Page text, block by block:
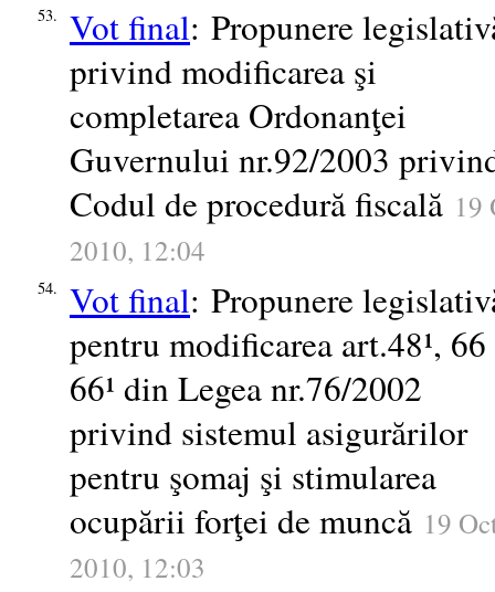
53. Vot final: Propunere
privind modificarea şi
completarea Ordonanţei
Guvernului nr.92/2003
Codul de procedură fiscală 19
2010, 12:04
54. Vot final: Propunere
pentru modificarea art.48¹,
66¹ din Legea nr.76/2002
privind sistemul asigurărilor
pentru şomaj şi stimularea
ocupării forţei de muncă 19
2010, 12:03